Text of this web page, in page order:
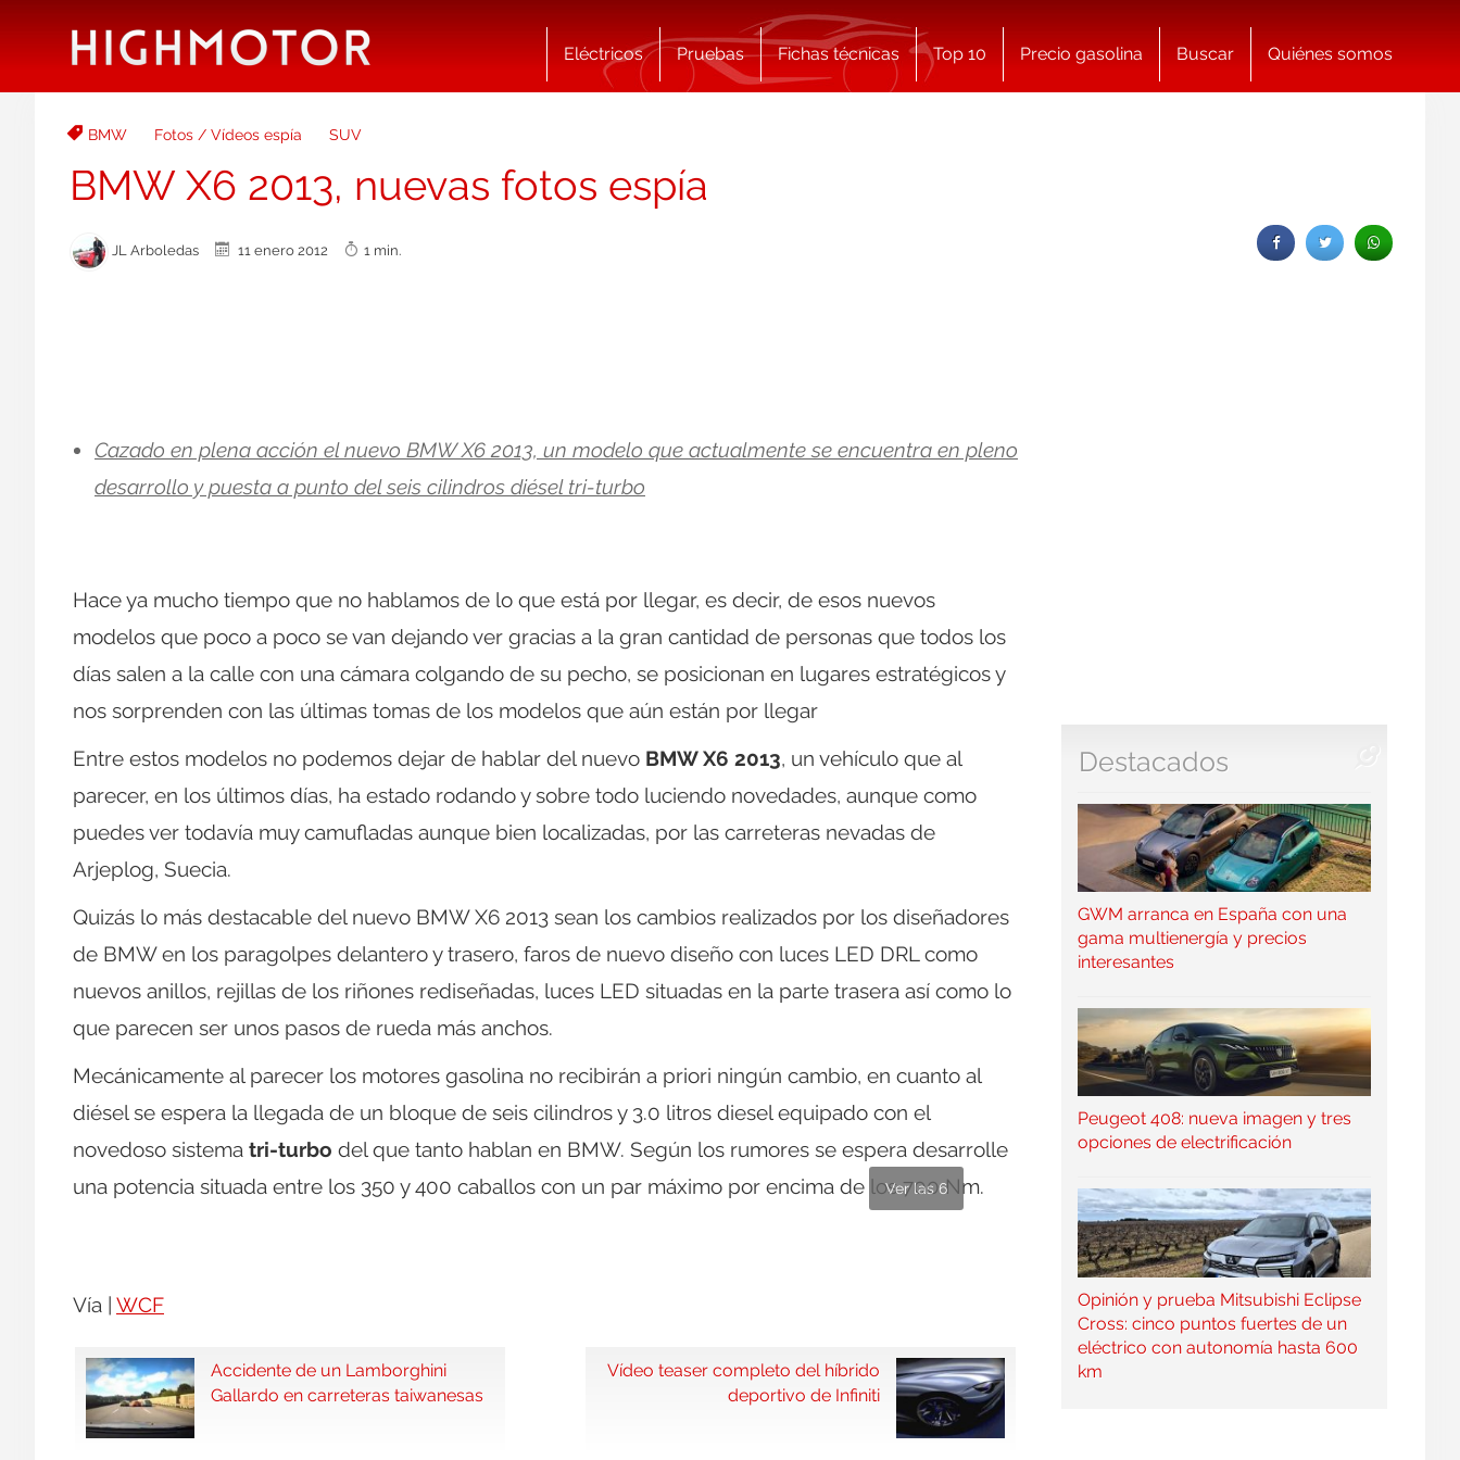
Eléctricos Pruebas Fichas técnicas Top 10 Precio gasolina Buscar Quiénes somos
BMW Fotos / Vídeos espía SUV
BMW X6 2013, nuevas fotos espía
JL Arboledas 11 enero 2012 1 min.
Cazado en plena acción el nuevo BMW X6 2013, un modelo que actualmente se encuentra en pleno
desarrollo y puesta a punto del seis cilindros diésel tri-turbo
Hace ya mucho tiempo que no hablamos de lo que está por llegar, es decir, de esos nuevos
modelos que poco a poco se van dejando ver gracias a la gran cantidad de personas que todos los
días salen a la calle con una cámara colgando de su pecho, se posicionan en lugares estratégicos y
nos sorprenden con las últimas tomas de los modelos que aún están por llegar
Entre estos modelos no podemos dejar de hablar del nuevo BMW X6 2013, un vehículo que al
parecer, en los últimos días, ha estado rodando y sobre todo luciendo novedades, aunque como
puedes ver todavía muy camufladas aunque bien localizadas, por las carreteras nevadas de
Arjeplog, Suecia.
Quizás lo más destacable del nuevo BMW X6 2013 sean los cambios realizados por los diseñadores
de BMW en los paragolpes delantero y trasero, faros de nuevo diseño con luces LED DRL como
nuevos anillos, rejillas de los riñones rediseñadas, luces LED situadas en la parte trasera así como lo
que parecen ser unos pasos de rueda más anchos.
Mecánicamente al parecer los motores gasolina no recibirán a priori ningún cambio, en cuanto al
diésel se espera la llegada de un bloque de seis cilindros y 3.0 litros diesel equipado con el
novedoso sistema tri-turbo del que tanto hablan en BMW. Según los rumores se espera desarrolle
una potencia situada entre los 350 y 400 caballos con un par máximo por encima de los 700 Nm.
Ver las 6
Vía | WCF
Accidente de un Lamborghini
Gallardo en carreteras taiwanesas
Vídeo teaser completo del híbrido
deportivo de Infiniti
Destacados
GWM arranca en España con una
gama multienergía y precios
interesantes
Peugeot 408: nueva imagen y tres
opciones de electrificación
Opinión y prueba Mitsubishi Eclipse
Cross: cinco puntos fuertes de un
eléctrico con autonomía hasta 600
km